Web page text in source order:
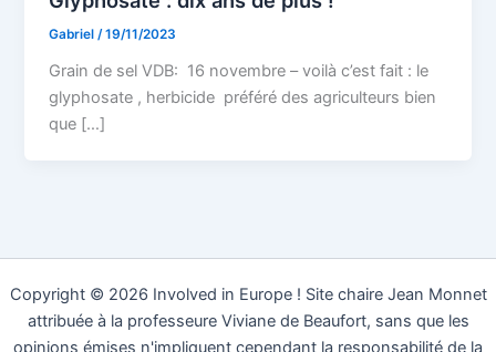
Gabriel /19/11/2023
Grain de sel VDB: 16 novembre – voilà c’est fait : le
glyphosate , herbicide préféré des agriculteurs bien
que […]
Copyright © 2026 Involved in Europe ! Site chaire Jean Monnet
attribuée à la professeure Viviane de Beaufort, sans que les
opinions émises n'impliquent cependant la responsabilité de la